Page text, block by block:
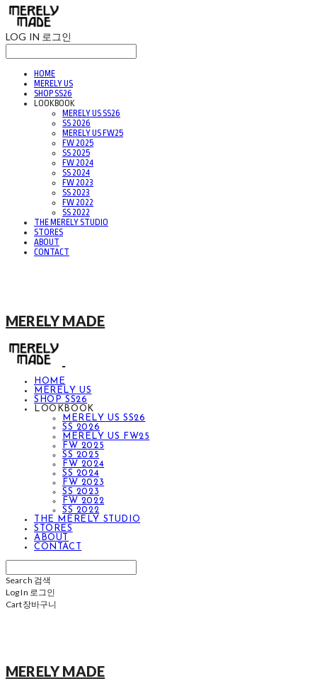
LOG IN 로그인
HOME
MERELY US
SHOP SS26
LOOKBOOK
MERELY US SS26
SS 2026
MERELY US FW25
FW 2025
SS 2025
FW 2024
SS 2024
FW 2023
SS 2023
FW 2022
SS 2022
THE MERELY STUDIO
STORES
ABOUT
CONTACT
MERELY MADE
HOME
MERELY US
SHOP SS26
LOOKBOOK
MERELY US SS26
SS 2026
MERELY US FW25
FW 2025
SS 2025
FW 2024
SS 2024
FW 2023
SS 2023
FW 2022
SS 2022
THE MERELY STUDIO
STORES
ABOUT
CONTACT
Search 검색
Log In 로그인
Cart장바구니
MERELY MADE